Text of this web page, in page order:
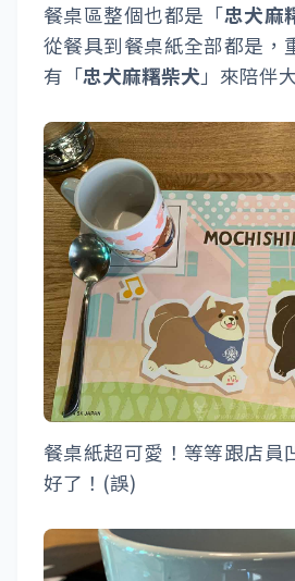
餐桌區整個也都是「忠犬麻
從餐具到餐桌紙全部都是，
有「忠犬麻糬柴犬」來陪伴
餐桌紙超可愛！等等跟店員
好了！(誤)